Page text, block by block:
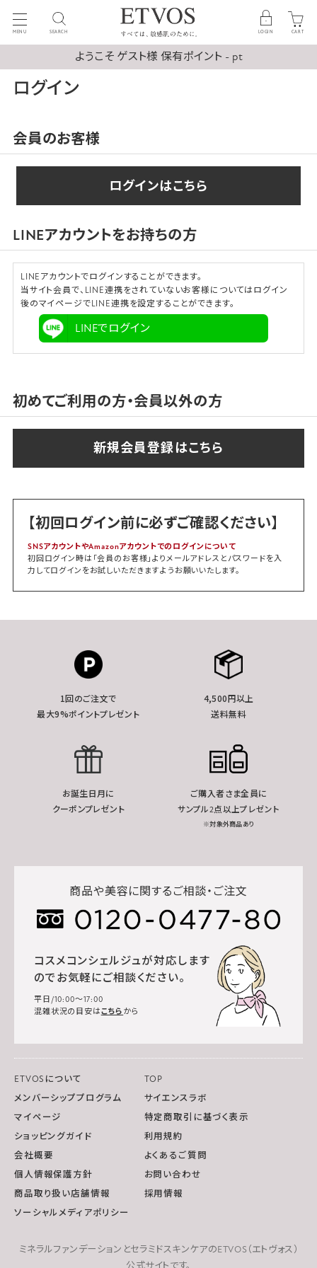
MENU SEARCH LOGIN CART
ようこそ ゲスト様 保有ポイント - pt
ログイン
会員のお客様
ログインはこちら
LINEアカウントをお持ちの方
LINEアカウントでログインすることができます。
当サイト会員で、LINE連携をされていないお客様についてはログイン
後のマイページでLINE連携を設定することができます。
LINEでログイン
初めてご利用の方・会員以外の方
【初回ログイン前に必ずご確認ください】
SNSアカウントやAmazonアカウントでのログインについて
初回ログイン時は「会員のお客様」よりメールアドレスとパスワードを入
力してログインをお試しいただきますようお願いいたします。
1回のご注文で
最大9%ポイントプレゼント
4,500円以上
送料無料
お誕生日月に
クーポンプレゼント
ご購入者さま全員に
サンプル2点以上プレゼント
※対象外商品あり
商品や美容に関するご相談・ご注文
コスメコンシェルジュが対応します
のでお気軽にご相談ください。
平日/10:00～17:00
混雑状況の目安はこちら から
ETVOSについて
TOP
メンバーシッププログラム
サイエンスラボ
マイページ
特定商取引に基づく表示
ショッピングガイド
利用規約
会社概要
よくあるご質問
個人情報保護方針
お問い合わせ
商品取り扱い店舗情報
採用情報
ソーシャルメディアポリシー
ミネラルファンデーションとセラミドスキンケアのETVOS（エトヴォス）
公式サイトです。